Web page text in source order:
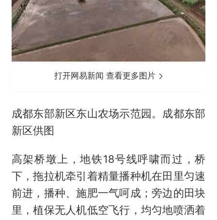
打开网易新闻 查看更多图片
成都东部新区东山农场示范园。成都东部
新区供图
高架桥墩上，地铁18号线呼啸而过，桥
下，拖拉机牵引着精量播种机在田里匀速
前进，播种、施肥一气呵成；旁边的田块
里，植保无人机低空飞行，均匀地喷洒着